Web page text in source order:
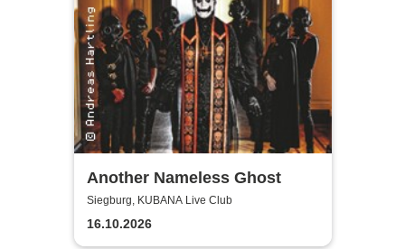
Another Nameless Ghost
Siegburg, KUBANA Live Club
16.10.2026